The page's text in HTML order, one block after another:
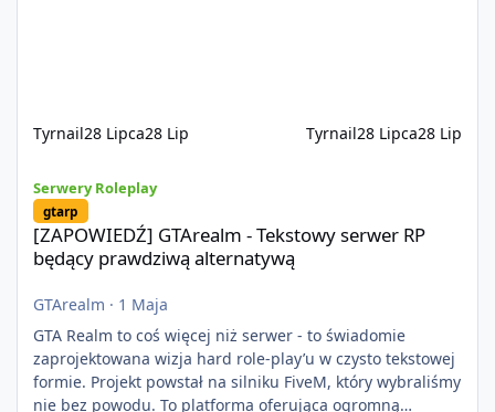
Tyrnail28 Lipca28 Lip Tyrnail28 Lipca28 Lip
Serwery Roleplay
gtarp
[ZAPOWIEDŹ] GTArealm - Tekstowy serwer RP
będący prawdziwą alternatywą
GTArealm · 1 Maja
GTA Realm to coś więcej niż serwer - to świadomie
zaprojektowana wizja hard role-play’u w czysto tekstowej
formie. Projekt powstał na silniku FiveM, który wybraliśmy
nie bez powodu. To platforma oferująca ogromną